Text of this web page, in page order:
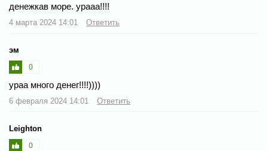
денежкав море. урааа!!!!
4 марта 2024 14:01 Ответить
эм
0
ураа много денег!!!!))))
6 февраля 2024 14:01 Ответить
Leighton
0